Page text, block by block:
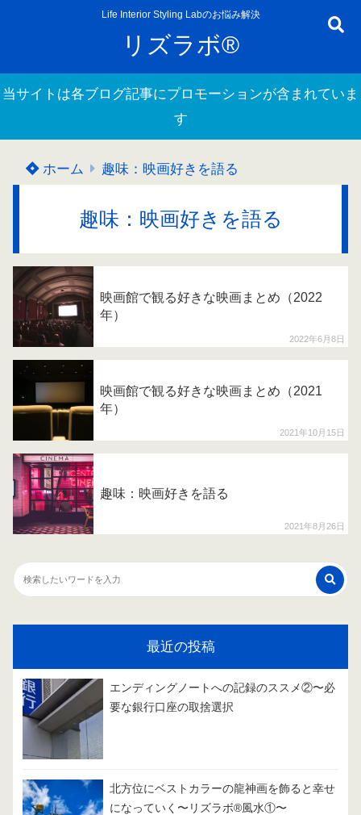
Life Interior Styling Labのお悩み解決
リズラボ®
当サイトは各ブログ記事にプロモーションが含まれていま
す
ホーム 趣味：映画好きを語る
趣味：映画好きを語る
2022年6月8日
映画館で観る好きな映画まとめ（2022
年）
2021年10月15日
映画館で観る好きな映画まとめ（2021
年）
2021年8月26日
趣味：映画好きを語る
最近の投稿
エンディングノートへの記録のススメ②〜必
要な銀行口座の取捨選択
北方位にベストカラーの龍神画を飾ると幸せ
になっていく〜リズラボ®️風水①〜